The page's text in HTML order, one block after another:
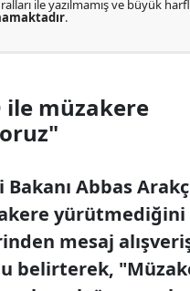
ile yazılmamış ve büyük
.
ile müzakere
Abbas
yürütmediğini
mesaj
belirterek,